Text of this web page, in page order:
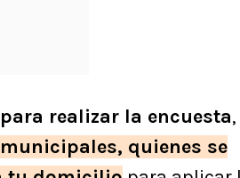
realizar la encuesta
quienes se